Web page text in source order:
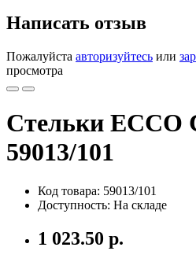
Написать отзыв
Пожалуйста авторизуйтесь или
просмотра
Стельки ECCO
59013/101
Код товара: 59013/101
Доступность: На складе
1 023.50 р.